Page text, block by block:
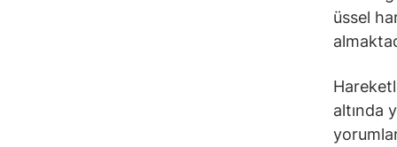
üssel
altında